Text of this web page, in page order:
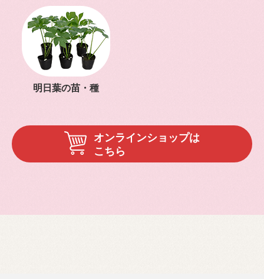
明日葉の苗・種
オンラインショップは
こちら